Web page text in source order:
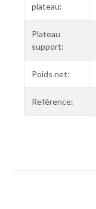
plateau:
Plateau
support:
Poids net:
Reférence: